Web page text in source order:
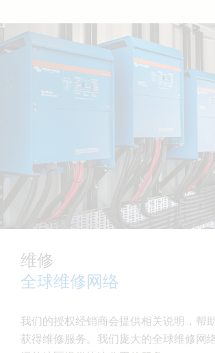
维修
全球维修网络
我们的授权经销商会提供相关说明，帮
获得维修服务。我们庞大的全球维修网